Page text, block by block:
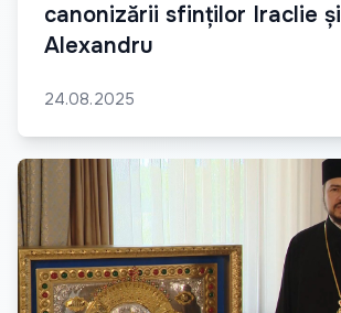
canonizării sfinților Iraclie și
Alexandru
24.08.2025